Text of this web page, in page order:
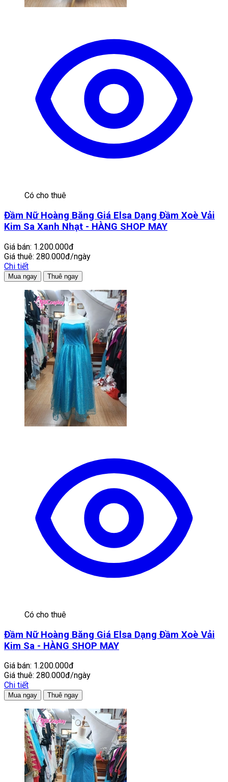
Có cho thuê
Đầm Nữ Hoàng Băng Giá Elsa Dạng Đầm Xoè Vải
Kim Sa Xanh Nhạt - HÀNG SHOP MAY
Giá bán: 1.200.000đ
Giá thuê: 280.000đ/ngày
Chi tiết
Mua ngay Thuê ngay
Có cho thuê
Đầm Nữ Hoàng Băng Giá Elsa Dạng Đầm Xoè Vải
Kim Sa - HÀNG SHOP MAY
Giá bán: 1.200.000đ
Giá thuê: 280.000đ/ngày
Chi tiết
Mua ngay Thuê ngay